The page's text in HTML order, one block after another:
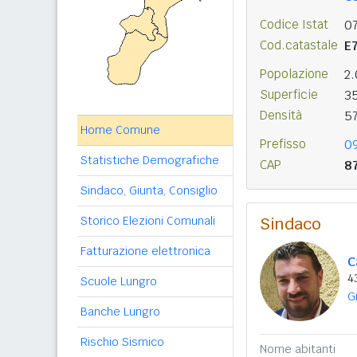
Home Comune
Statistiche Demografiche
Sindaco, Giunta, Consiglio
Storico Elezioni Comunali
Fatturazione elettronica
Scuole Lungro
Banche Lungro
Rischio Sismico
Codice Istat
Cod.catastale
Popolazione
Superficie
Densità
Prefisso
CAP
Sindaco
Nome abitanti